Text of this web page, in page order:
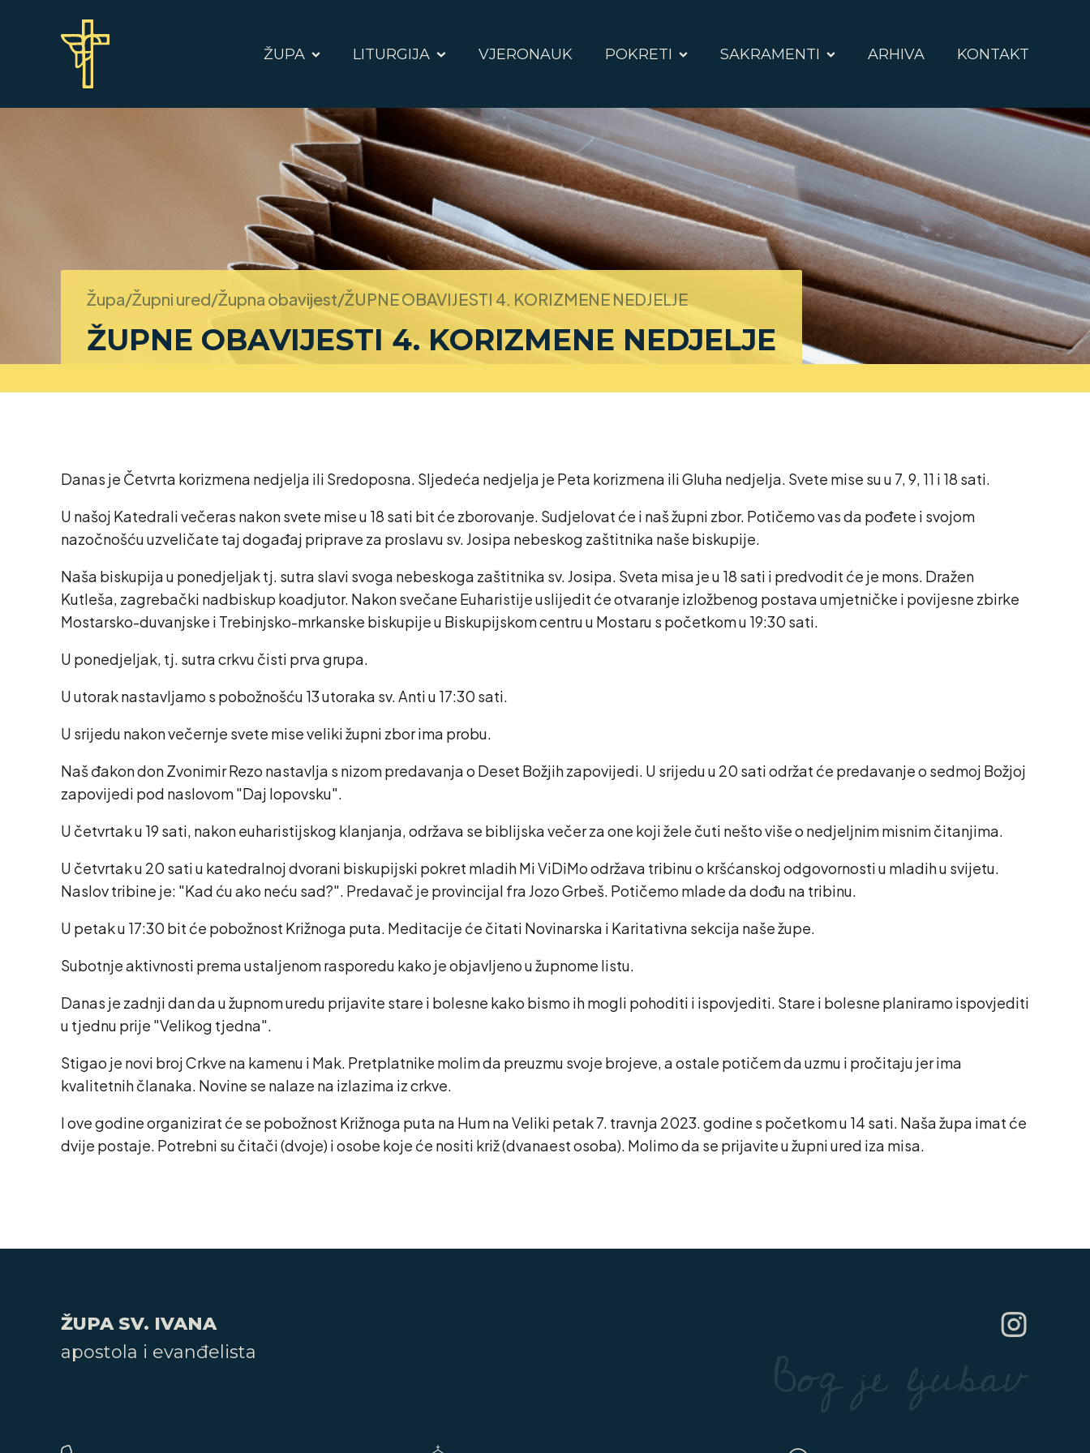
ŽUPA LITURGIJA VJERONAUK POKRETI SAKRAMENTI ARHIVA KONTAKT
Župa/Župni ured/Župna obavijest/ŽUPNE OBAVIJESTI 4. KORIZMENE NEDJELJE
ŽUPNE OBAVIJESTI 4. KORIZMENE NEDJELJE
Danas je Četvrta korizmena nedjelja ili Sredoposna. Sljedeća nedjelja je Peta korizmena ili Gluha nedjelja. Svete mise su u 7, 9, 11 i 18 sati.
U našoj Katedrali večeras nakon svete mise u 18 sati bit će zborovanje. Sudjelovat će i naš župni zbor. Potičemo vas da pođete i svojom
nazočnošću uzveličate taj događaj priprave za proslavu sv. Josipa nebeskog zaštitnika naše biskupije.
Naša biskupija u ponedjeljak tj. sutra slavi svoga nebeskoga zaštitnika sv. Josipa. Sveta misa je u 18 sati i predvodit će je mons. Dražen
Kutleša, zagrebački nadbiskup koadjutor. Nakon svečane Euharistije uslijedit će otvaranje izložbenog postava umjetničke i povijesne zbirke
Mostarsko-duvanjske i Trebinjsko-mrkanske biskupije u Biskupijskom centru u Mostaru s početkom u 19:30 sati.
U ponedjeljak, tj. sutra crkvu čisti prva grupa.
U utorak nastavljamo s pobožnošću 13 utoraka sv. Anti u 17:30 sati.
U srijedu nakon večernje svete mise veliki župni zbor ima probu.
Naš đakon don Zvonimir Rezo nastavlja s nizom predavanja o Deset Božjih zapovijedi. U srijedu u 20 sati održat će predavanje o sedmoj Božjoj
zapovijedi pod naslovom "Daj lopovsku".
U četvrtak u 19 sati, nakon euharistijskog klanjanja, održava se biblijska večer za one koji žele čuti nešto više o nedjeljnim misnim čitanjima.
U četvrtak u 20 sati u katedralnoj dvorani biskupijski pokret mladih Mi ViDiMo održava tribinu o kršćanskoj odgovornosti u mladih u svijetu.
Naslov tribine je: "Kad ću ako neću sad?". Predavač je provincijal fra Jozo Grbeš. Potičemo mlade da dođu na tribinu.
U petak u 17:30 bit će pobožnost Križnoga puta. Meditacije će čitati Novinarska i Karitativna sekcija naše župe.
Subotnje aktivnosti prema ustaljenom rasporedu kako je objavljeno u župnome listu.
Danas je zadnji dan da u župnom uredu prijavite stare i bolesne kako bismo ih mogli pohoditi i ispovjediti. Stare i bolesne planiramo ispovjediti
u tjednu prije "Velikog tjedna".
Stigao je novi broj Crkve na kamenu i Mak. Pretplatnike molim da preuzmu svoje brojeve, a ostale potičem da uzmu i pročitaju jer ima
kvalitetnih članaka. Novine se nalaze na izlazima iz crkve.
I ove godine organizirat će se pobožnost Križnoga puta na Hum na Veliki petak 7. travnja 2023. godine s početkom u 14 sati. Naša župa imat će
dvije postaje. Potrebni su čitači (dvoje) i osobe koje će nositi križ (dvanaest osoba). Molimo da se prijavite u župni ured iza misa.
ŽUPA SV. IVANA
apostola i evanđelista